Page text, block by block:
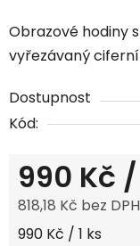
Obrazové hodiny
vyřezávaný
Dostupnost
Kód:
990 Kč
818,18 Kč bez DPH
Měrná cena:
990 Kč / 1 ks